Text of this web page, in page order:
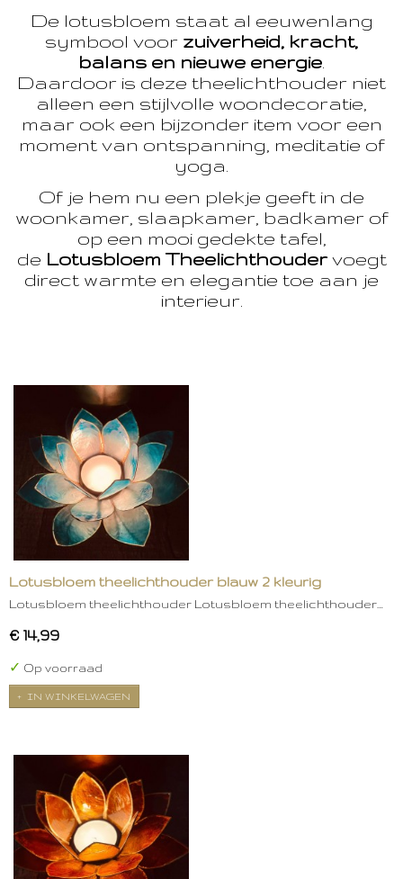
De lotusbloem staat al eeuwenlang
symbool voor zuiverheid, kracht,
balans en nieuwe energie
Daardoor is deze theelichthouder niet
alleen een stijlvolle woondecoratie,
maar ook een bijzonder item voor een
moment van ontspanning, meditatie of
yoga.
Of je hem nu een plekje geeft in de
woonkamer, slaapkamer, badkamer of
op een mooi gedekte tafel,
de Lotusbloem Theelichthoudervoegt
direct warmte en elegantie toe aan je
interieur.
Lotusbloem theelichthouder blauw 2 kleurig
Lotusbloem theelichthouder Lotusbloem theelichthouder…
€ 14,99
✓ Op voorraad
IN WINKELWAGEN